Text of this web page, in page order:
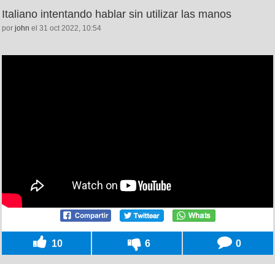
Italiano intentando hablar sin utilizar las manos
por john el 31 oct 2022, 10:54
10 6 0